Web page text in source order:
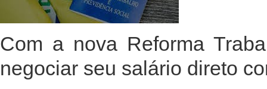
Com a nova Reforma
negociar seu salário direto